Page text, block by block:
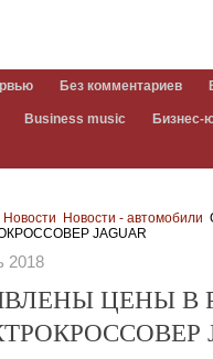
Без комментариев
Business music Бизнес-
Новости Новости - автомобили
JAGUAR
2018
ЦЕНЫ В